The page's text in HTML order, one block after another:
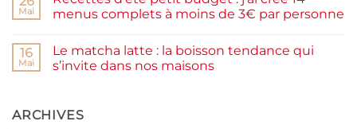
moelleux
et
Smash
burger
testé
Packman
Burgers &
Grande
Motte
Mai
menus complets à moins de 3€ par personne
sur
Recettes
d’été
j’ai
créé
16
Mai
Le matcha latte : la boisson tendance qui
s’invite dans nos maisons
Le
matcha
ARCHIVES